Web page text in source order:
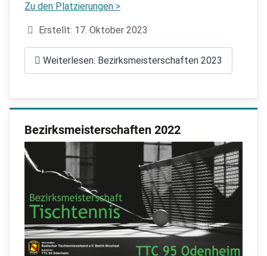
Zu den Platzierungen >
DetailsErstellt: 17. Oktober 2023
Weiterlesen: Bezirksmeisterschaften 2023
Bezirksmeisterschaften 2022